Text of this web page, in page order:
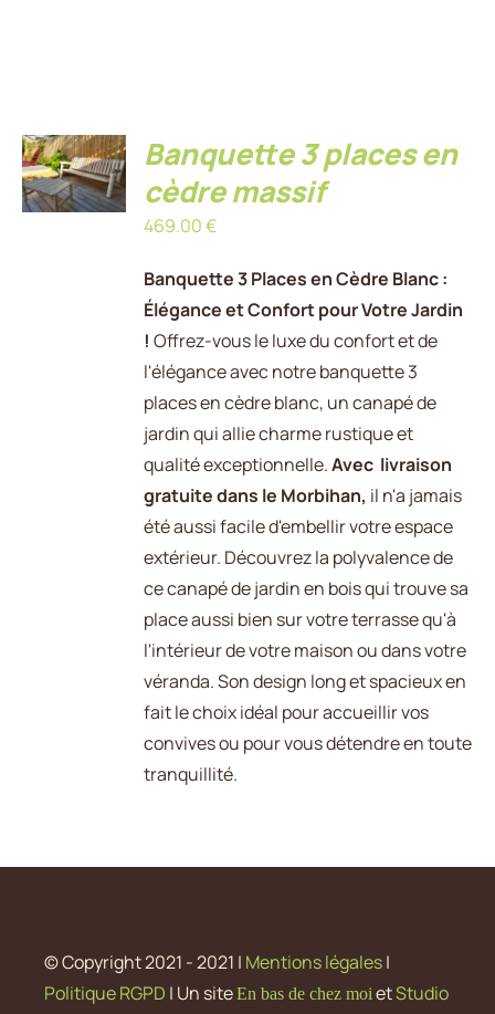
AJOUTER
AU
PANIER
/
Banquette 3 places en
cèdre massif
469.00€
Banquette 3 Places en Cèdre Blanc :
Élégance et Confort pour Votre Jardin
! Offrez-vous le luxe du confort et de
l'élégance avec notre banquette 3
places en cèdre blanc, un canapé de
jardin qui allie charme rustique et
qualité exceptionnelle.Avec livraison
gratuite dans le Morbihan, il n'a jamais
été aussi facile d'embellir votre espace
extérieur. Découvrez la polyvalence de
ce canapé de jardin en bois qui trouve sa
place aussi bien sur votre terrasse qu'à
l'intérieur de votre maison ou dans votre
véranda. Son design long et spacieux en
fait le choix idéal pour accueillir vos
convives ou pour vous détendre en toute
tranquillité.
© Copyright 2021 - 2021 | Mentions légales|
Politique RGPD | Un siteEn bas de chez moietStudio